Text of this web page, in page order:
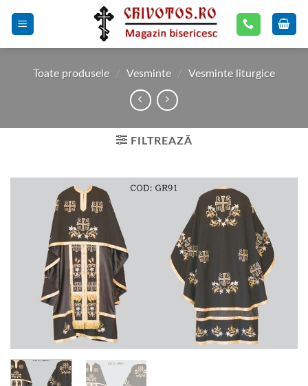
Toate produsele / Vesminte / Vesminte liturgice
FILTREAZĂ